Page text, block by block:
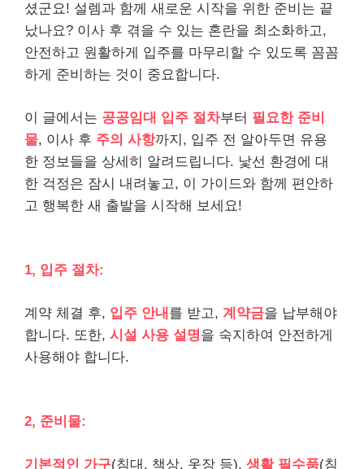
셨군요! 설렘과 함께 새로운 시작을 위한 준비는 끝
났나요? 이사 후 겪을 수 있는 혼란을 최소화하고,
안전하고 원활하게 입주를 마무리할 수 있도록 꼼꼼
하게 준비하는 것이 중요합니다.
이 글에서는 공공임대 입주 절차부터 필요한 준비
물, 이사 후 주의 사항까지, 입주 전 알아두면 유용
한 정보들을 상세히 알려드립니다. 낯선 환경에 대
한 걱정은 잠시 내려놓고, 이 가이드와 함께 편안하
고 행복한 새 출발을 시작해 보세요!
1, 입주 절차:
계약 체결 후, 입주 안내 를 받고, 계약금을 납부해야
합니다. 또한, 시설 사용 설명을 숙지하여 안전하게
사용해야 합니다.
2, 준비물:
기본적인 가구(침대, 책상, 옷장 등), 생활 필수품(침